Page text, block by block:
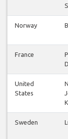
Norway
France
United
States
Sweden